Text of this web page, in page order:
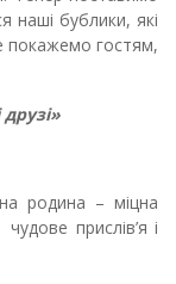
наші бублики, які
покажемо гостям,
родина – міцна
прислів’я і